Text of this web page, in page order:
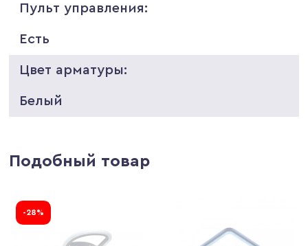
Пульт управления:
Есть
Цвет арматуры:
Белый
Подобный товар
-28%